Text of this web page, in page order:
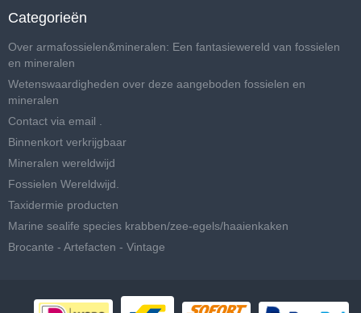
Categorieën
Over armafossielen&mineralen: Een fantasiewereld van fossielen
en mineralen
Wetenswaardigheden over deze aangeboden fossielen en
mineralen
Contact via email .
Binnenkort verkrijgbaar
Mineralen wereldwijd
Fossielen Wereldwijd.
Taxidermie producten
Marine sealife species krabben/zee-egels/haaienkaken
Brocante - Artefacten - Vintage